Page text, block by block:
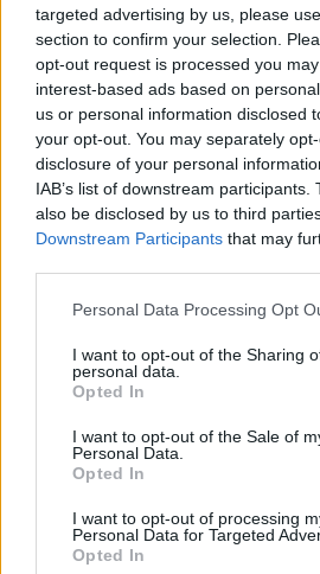
targeted advertising by us, please
section to confirm your selection.
opt-out request is processed you
interest-based ads based on
us or personal information disclosed
your opt-out. You may separately
disclosure of your personal
IAB’s list of downstream
also be disclosed by us to third
Downstream Participants that may
Personal Data Processing Opt
I want to opt-out of the Sharing
personal data.
Opted In
I want to opt-out of the Sale of
Personal Data.
Opted In
I want to opt-out of processing
Personal Data for Targeted
Opted In
Hasznos
Impresszum
Szerzői jogok
Adatvédelmi tájékoztató
Cookie-kezelési
Hozzászólási szabályzat
Nyomtatott lapjaink
Székely Hírmondó
Sütibeállítások
Médiatér